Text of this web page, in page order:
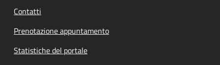
Contatti
Prenotazione appuntamento
Statistiche del portale